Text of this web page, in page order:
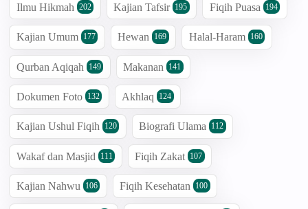
Ilmu Hikmah 202 Kajian Tafsir 195 Fiqih Puasa 194
Kajian Umum 177 Hewan 169 Halal-Haram 160
Qurban Aqiqah 149 Makanan 141
Dokumen Foto 132 Akhlaq 124
Kajian Ushul Fiqih 120 Biografi Ulama 112
Wakaf dan Masjid 111 Fiqih Zakat 107
Kajian Nahwu 106 Fiqih Kesehatan 100